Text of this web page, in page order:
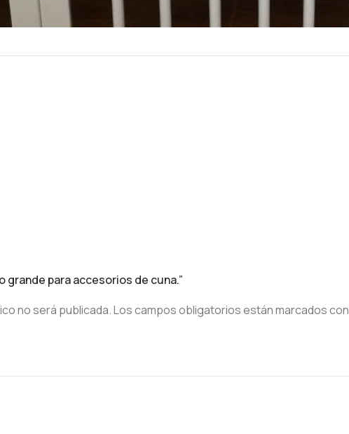
grande para accesorios de cuna.”
no será publicada.Los campos obligatorios están marcados con